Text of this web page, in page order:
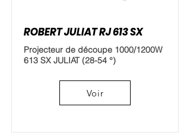
ROBERT JULIAT RJ 613 SX
Projecteur de découpe 1000/1200W
613 SX JULIAT (28-54 °)
Voir